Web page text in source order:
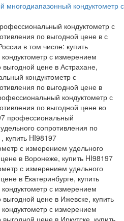
многодиапазонный кондуктометр с
кондуктометр с
по выгодной цене в с
в том числе: купить
с измерением
цене в Астрахане,
кондуктометр с
по выгодной цене в
кондуктометр с
по выгодной цене во
профессиональный
сопротивления по
купить HI98197
с измерением удельного
в Воронеже, купить HI98197
с измерением удельного
в Екатеринбурге, купить
с измерением
цене в Ижевске, купить
с измерением
цене в Иркутске, купить